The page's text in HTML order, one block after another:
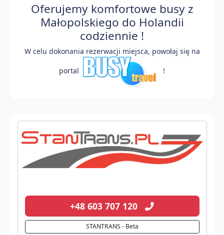
Oferujemy komfortowe busy z
Małopolskiego do Holandii
codziennie !
W celu dokonania rezerwacji miejsca, powołaj się na
portal !
+48 603 707 120
STANTRANS - Beta